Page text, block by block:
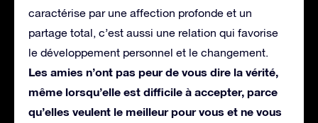
caractérise par une affection profonde et un
partage total, c’est aussi une relation qui favorise
le développement personnel et le changement.
Les amies n’ont pas peur de vous dire la vérité,
même lorsqu’elle est difficile à accepter, parce
qu’elles veulent le meilleur pour vous et ne vous